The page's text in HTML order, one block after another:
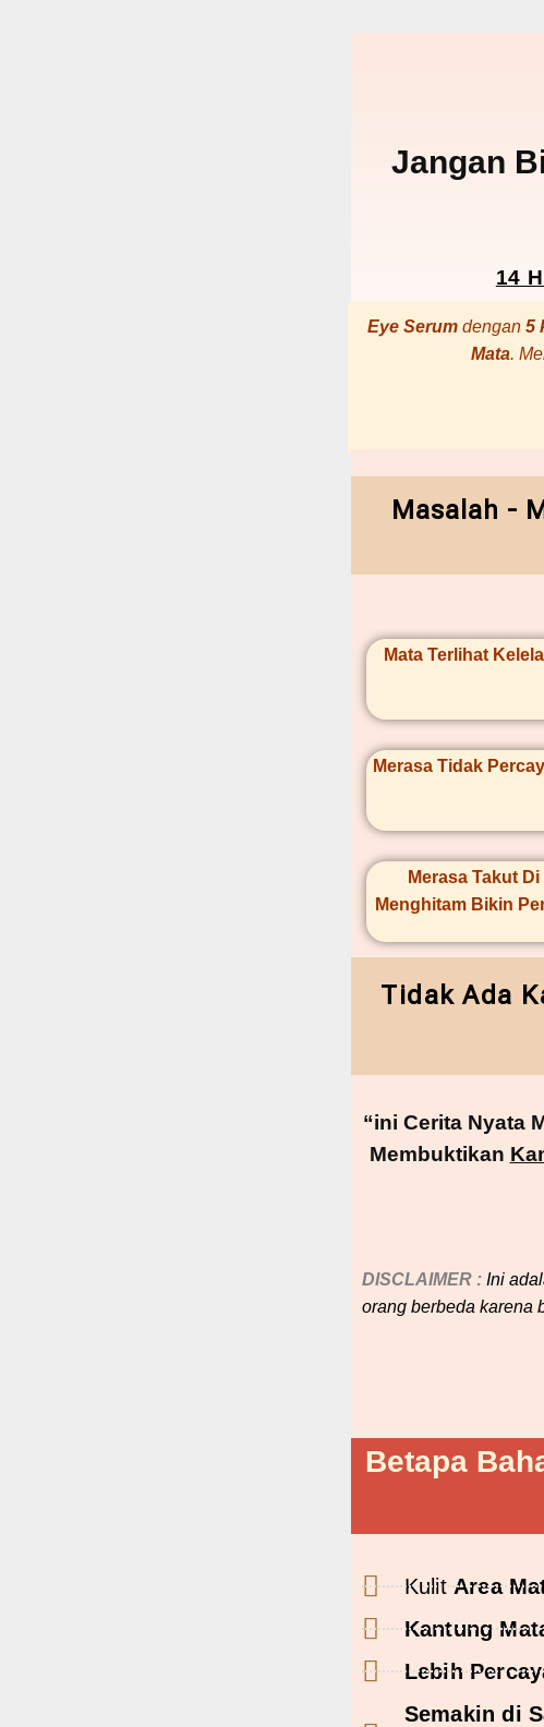
Jangan
14
Eye Serum dengan 5
Mata.
Masalah -
Mata Terlihat
Merasa Tidak
Merasa Takut
Menghitam Bikin
Tidak Ada
“ini Cerita Nyata
Membuktikan
DISCLAIMER : Ini
orang berbeda karena
Betapa
KulitArea
Kantung
Lebih
Semakin di